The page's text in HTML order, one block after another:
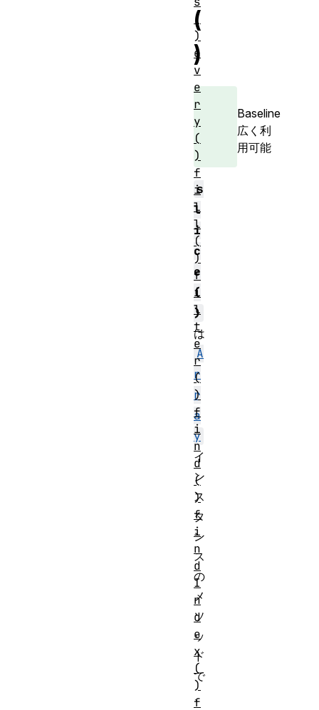
(
)
Baseline
広く利
用可能
s
l
i
c
e
(
)
は
A
r
r
a
y
イ
ン
ス
タ
ン
ス
の
メ
ソ
ッ
ド
で
、
(
)
e
v
e
r
y
(
)
f
i
l
l
(
)
f
i
l
t
e
r
(
)
f
i
n
d
(
)
f
i
n
d
I
n
d
e
x
(
)
f